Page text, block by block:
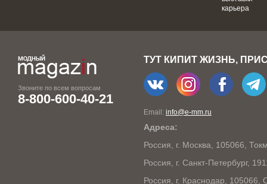
карьера
Звоните по всем вопросам
8-800-600-40-21
ТУТ КИПИТ ЖИЗНЬ,
Email: info@e-mm.ru
Адреса:
Россия, г. Москва, 105066,
Россия, г. Санкт-Петербург,
Россия, г. Краснодар,